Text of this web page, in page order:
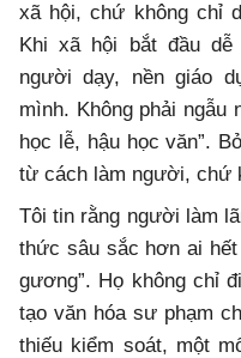
xã hội, chứ không chỉ
Khi xã hội bắt đầu
người dạy, nền giáo
mình. Không phải ngẫu
học lễ, hậu học văn”.
từ cách làm người, chứ
Tôi tin rằng người làm
thức sâu sắc hơn ai
gương”. Họ không chỉ
tạo văn hóa sư phạm
thiếu kiểm soát, một